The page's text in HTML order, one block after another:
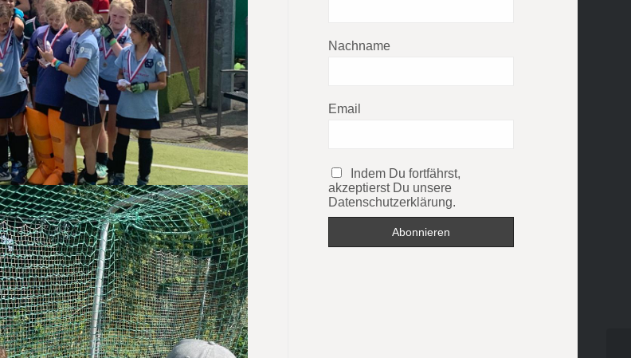
Nachname
Email
Indem Du fortfährst,
akzeptierst Du unsere
Datenschutzerklärung.